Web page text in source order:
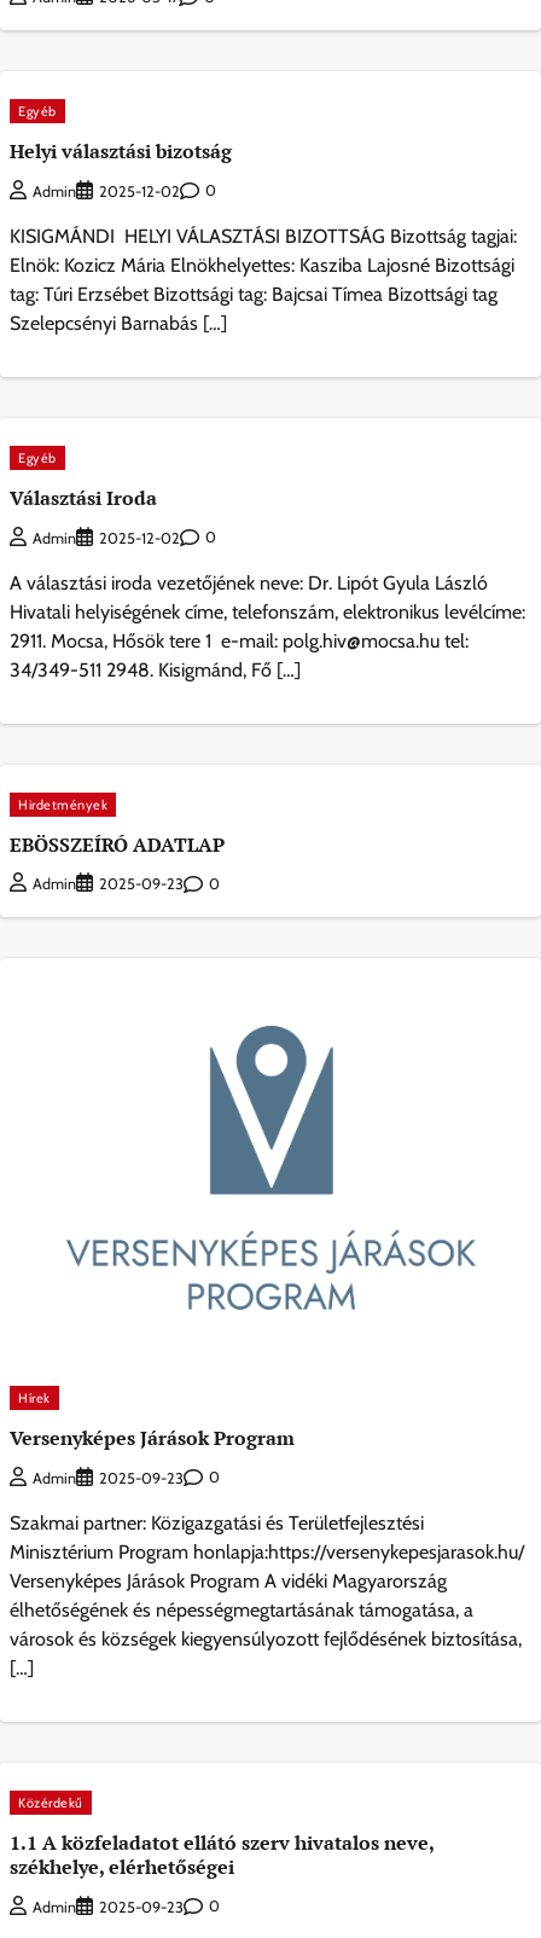
Egyéb
Helyi választási bizotság
Admin 2025-12-02 0
KISIGMÁNDI HELYI VÁLASZTÁSI BIZOTTSÁG Bizottság tagjai:
Elnök: Kozicz Mária Elnökhelyettes: Kasziba Lajosné Bizottsági
tag: Túri Erzsébet Bizottsági tag: Bajcsai Tímea Bizottsági tag
Szelepcsényi Barnabás […]
Egyéb
Választási Iroda
Admin 2025-12-02 0
A választási iroda vezetőjének neve: Dr. Lipót Gyula László
Hivatali helyiségének címe, telefonszám, elektronikus levélcíme:
2911. Mocsa, Hősök tere 1 e-mail: polg.hiv@mocsa.hu tel:
34/349-511 2948. Kisigmánd, Fő […]
Hirdetmények
EBÖSSZEÍRÓ ADATLAP
Admin 2025-09-23 0
Hírek
Versenyképes Járások Program
Admin 2025-09-23 0
Szakmai partner: Közigazgatási és Területfejlesztési
Minisztérium Program honlapja:https://versenykepesjarasok.hu/
Versenyképes Járások Program A vidéki Magyarország
élhetőségének és népességmegtartásának támogatása, a
városok és községek kiegyensúlyozott fejlődésének biztosítása,
[…]
Közérdekű
1.1 A közfeladatot ellátó szerv hivatalos neve,
székhelye, elérhetőségei
Admin 2025-09-23 0